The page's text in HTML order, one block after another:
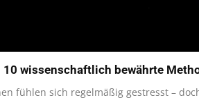
wissenschaftlich bewährte
fühlen sich regelmäßig gestresst –